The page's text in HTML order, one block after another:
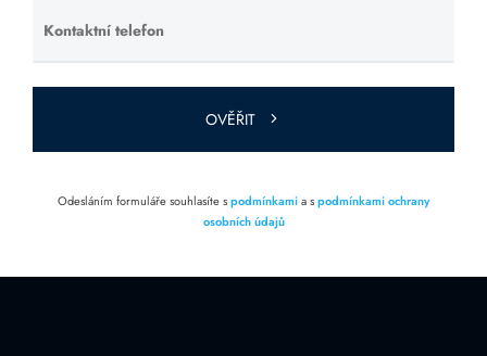
Kontaktní telefon
Ponechte
toto pole
prázdné.
OVĚŘIT
Odesláním formuláře souhlasíte spodmínkamia spodmínkami ochrany
osobních údajů